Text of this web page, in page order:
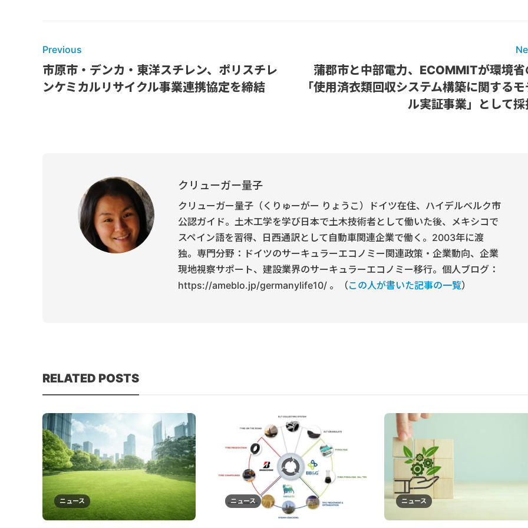
Previous
市原市・デンカ・東洋スチレン、ポリスチレ
ンケミカルリサイクル事業連携協定を締結
蒲郡市と中部電力、ECOMMITが環境省
「使用済衣類回収システム構築に関するモ
ル実証事業」として採
クリューガー量子
クリューガー量子（くりゅーがー りょうこ）ドイツ在住、ハイデルベルク市
公認ガイド。土木工学を学び日本で土木技術者として働いた後、メキシコで
スペイン語を習得、日西通訳として自動車関連企業で働く。2003年に渡
独。専門分野：ドイツのサーキュラーエコノミー関連政策・企業動向、企業
現地視察サポート、建設業界のサーキュラーエコノミー移行。個人ブログ：
https://ameblo.jp/germanylife10/ 。（この人が書いた記事の一覧）
RELATED POSTS
ニュース ニュース ニュース